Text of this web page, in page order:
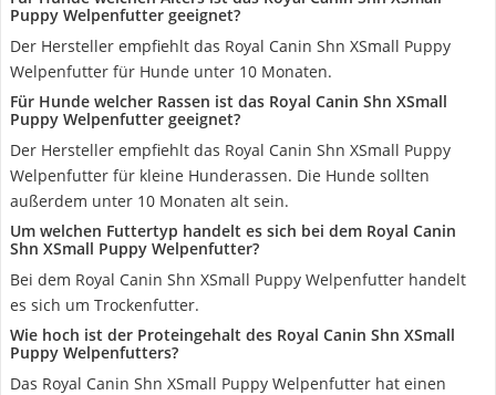
Puppy Welpenfutter geeignet?
Der Hersteller empfiehlt das Royal Canin Shn XSmall Puppy
Welpenfutter für Hunde unter 10 Monaten.
Für Hunde welcher Rassen ist das Royal Canin Shn XSmall
Puppy Welpenfutter geeignet?
Der Hersteller empfiehlt das Royal Canin Shn XSmall Puppy
Welpenfutter für kleine Hunderassen. Die Hunde sollten
außerdem unter 10 Monaten alt sein.
Um welchen Futtertyp handelt es sich bei dem Royal Canin
Shn XSmall Puppy Welpenfutter?
Bei dem Royal Canin Shn XSmall Puppy Welpenfutter handelt
es sich um Trockenfutter.
Wie hoch ist der Proteingehalt des Royal Canin Shn XSmall
Puppy Welpenfutters?
Das Royal Canin Shn XSmall Puppy Welpenfutter hat einen